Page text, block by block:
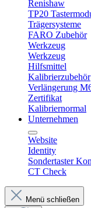
Renishaw
TP20
Trägersysteme
FARO Zubehör
Werkzeug
Werkzeug
Hilfsmittel
Kalibrierzubehör
Verlängerung
Zertifikat
Kalibriernormal
Unternehmen
Website
Identity
Sondertaster
CT Check
Menü schließen